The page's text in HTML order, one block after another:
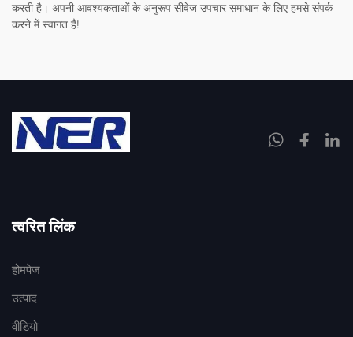
करती है। अपनी आवश्यकताओं के अनुरूप सीवेज उपचार समाधान के लिए हमसे संपर्क
करने में स्वागत है!
त्वरित लिंक
होमपेज
उत्पाद
वीडियो